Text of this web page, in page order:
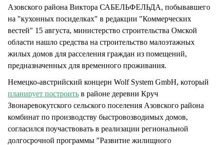
Азовского района Виктора САБЕЛЬФЕЛЬДА, побывавшего
на "кухонных посиделках" в редакции "Коммерческих
вестей" 15 августа, министерство строительства Омской
области нашло средства на строительство малоэтажных
жилых домов для расселения граждан из помещений,
предназначенных для временного проживания.
Немецко-австрийский концерн Wolf System GmbH, который
планирует построить в районе деревни Круч
Звонаревокутского сельского поселения Азовского района
комбинат по производству быстровозводимых домов,
согласился поучаствовать в реализации региональной
долгосрочной программы "Развитие жилищного